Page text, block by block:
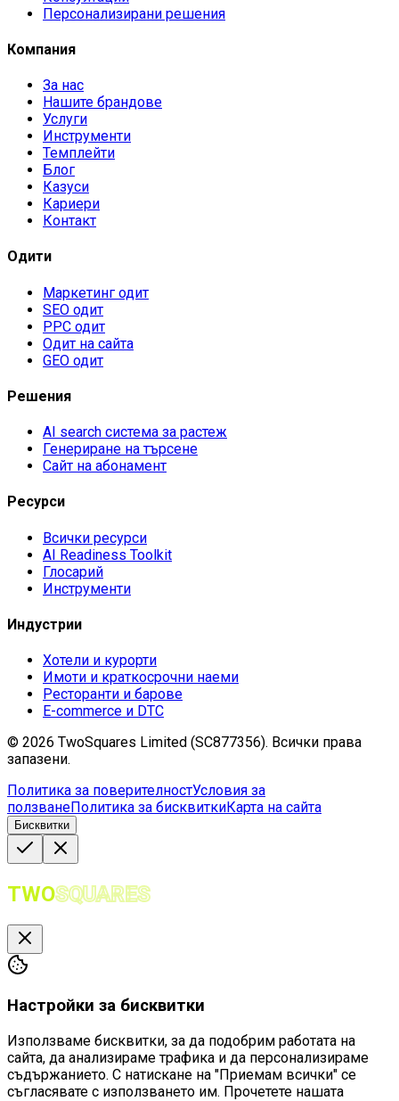
Персонализирани решения
Компания
За нас
Нашите брандове
Услуги
Инструменти
Темплейти
Блог
Казуси
Кариери
Контакт
Одити
Маркетинг одит
SEO одит
PPC одит
Одит на сайта
GEO одит
Решения
AI search система за растеж
Генериране на търсене
Сайт на абонамент
Ресурси
Всички ресурси
AI Readiness Toolkit
Глосарий
Инструменти
Индустрии
Хотели и курорти
Имоти и краткосрочни наеми
Ресторанти и барове
E-commerce и DTC
© 2026 TwoSquares Limited (SC877356). Всички права
запазени.
Политика за поверителностУсловия за
ползванеПолитика за бисквиткиКарта на сайта
Бисквитки
TWOSQUARES
Настройки за бисквитки
Използваме бисквитки, за да подобрим работата на
сайта, да анализираме трафика и да персонализираме
съдържанието. С натискане на "Приемам всички" се
съгласявате с използването им. Прочетете нашата